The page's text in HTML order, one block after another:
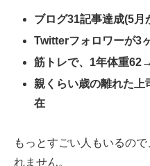
ブログ31記事達成(5月
Twitterフォロワーが3
筋トレで、 1年体重
親くらい歳の離れた上
在
もっとすごい人もいるの
れません。